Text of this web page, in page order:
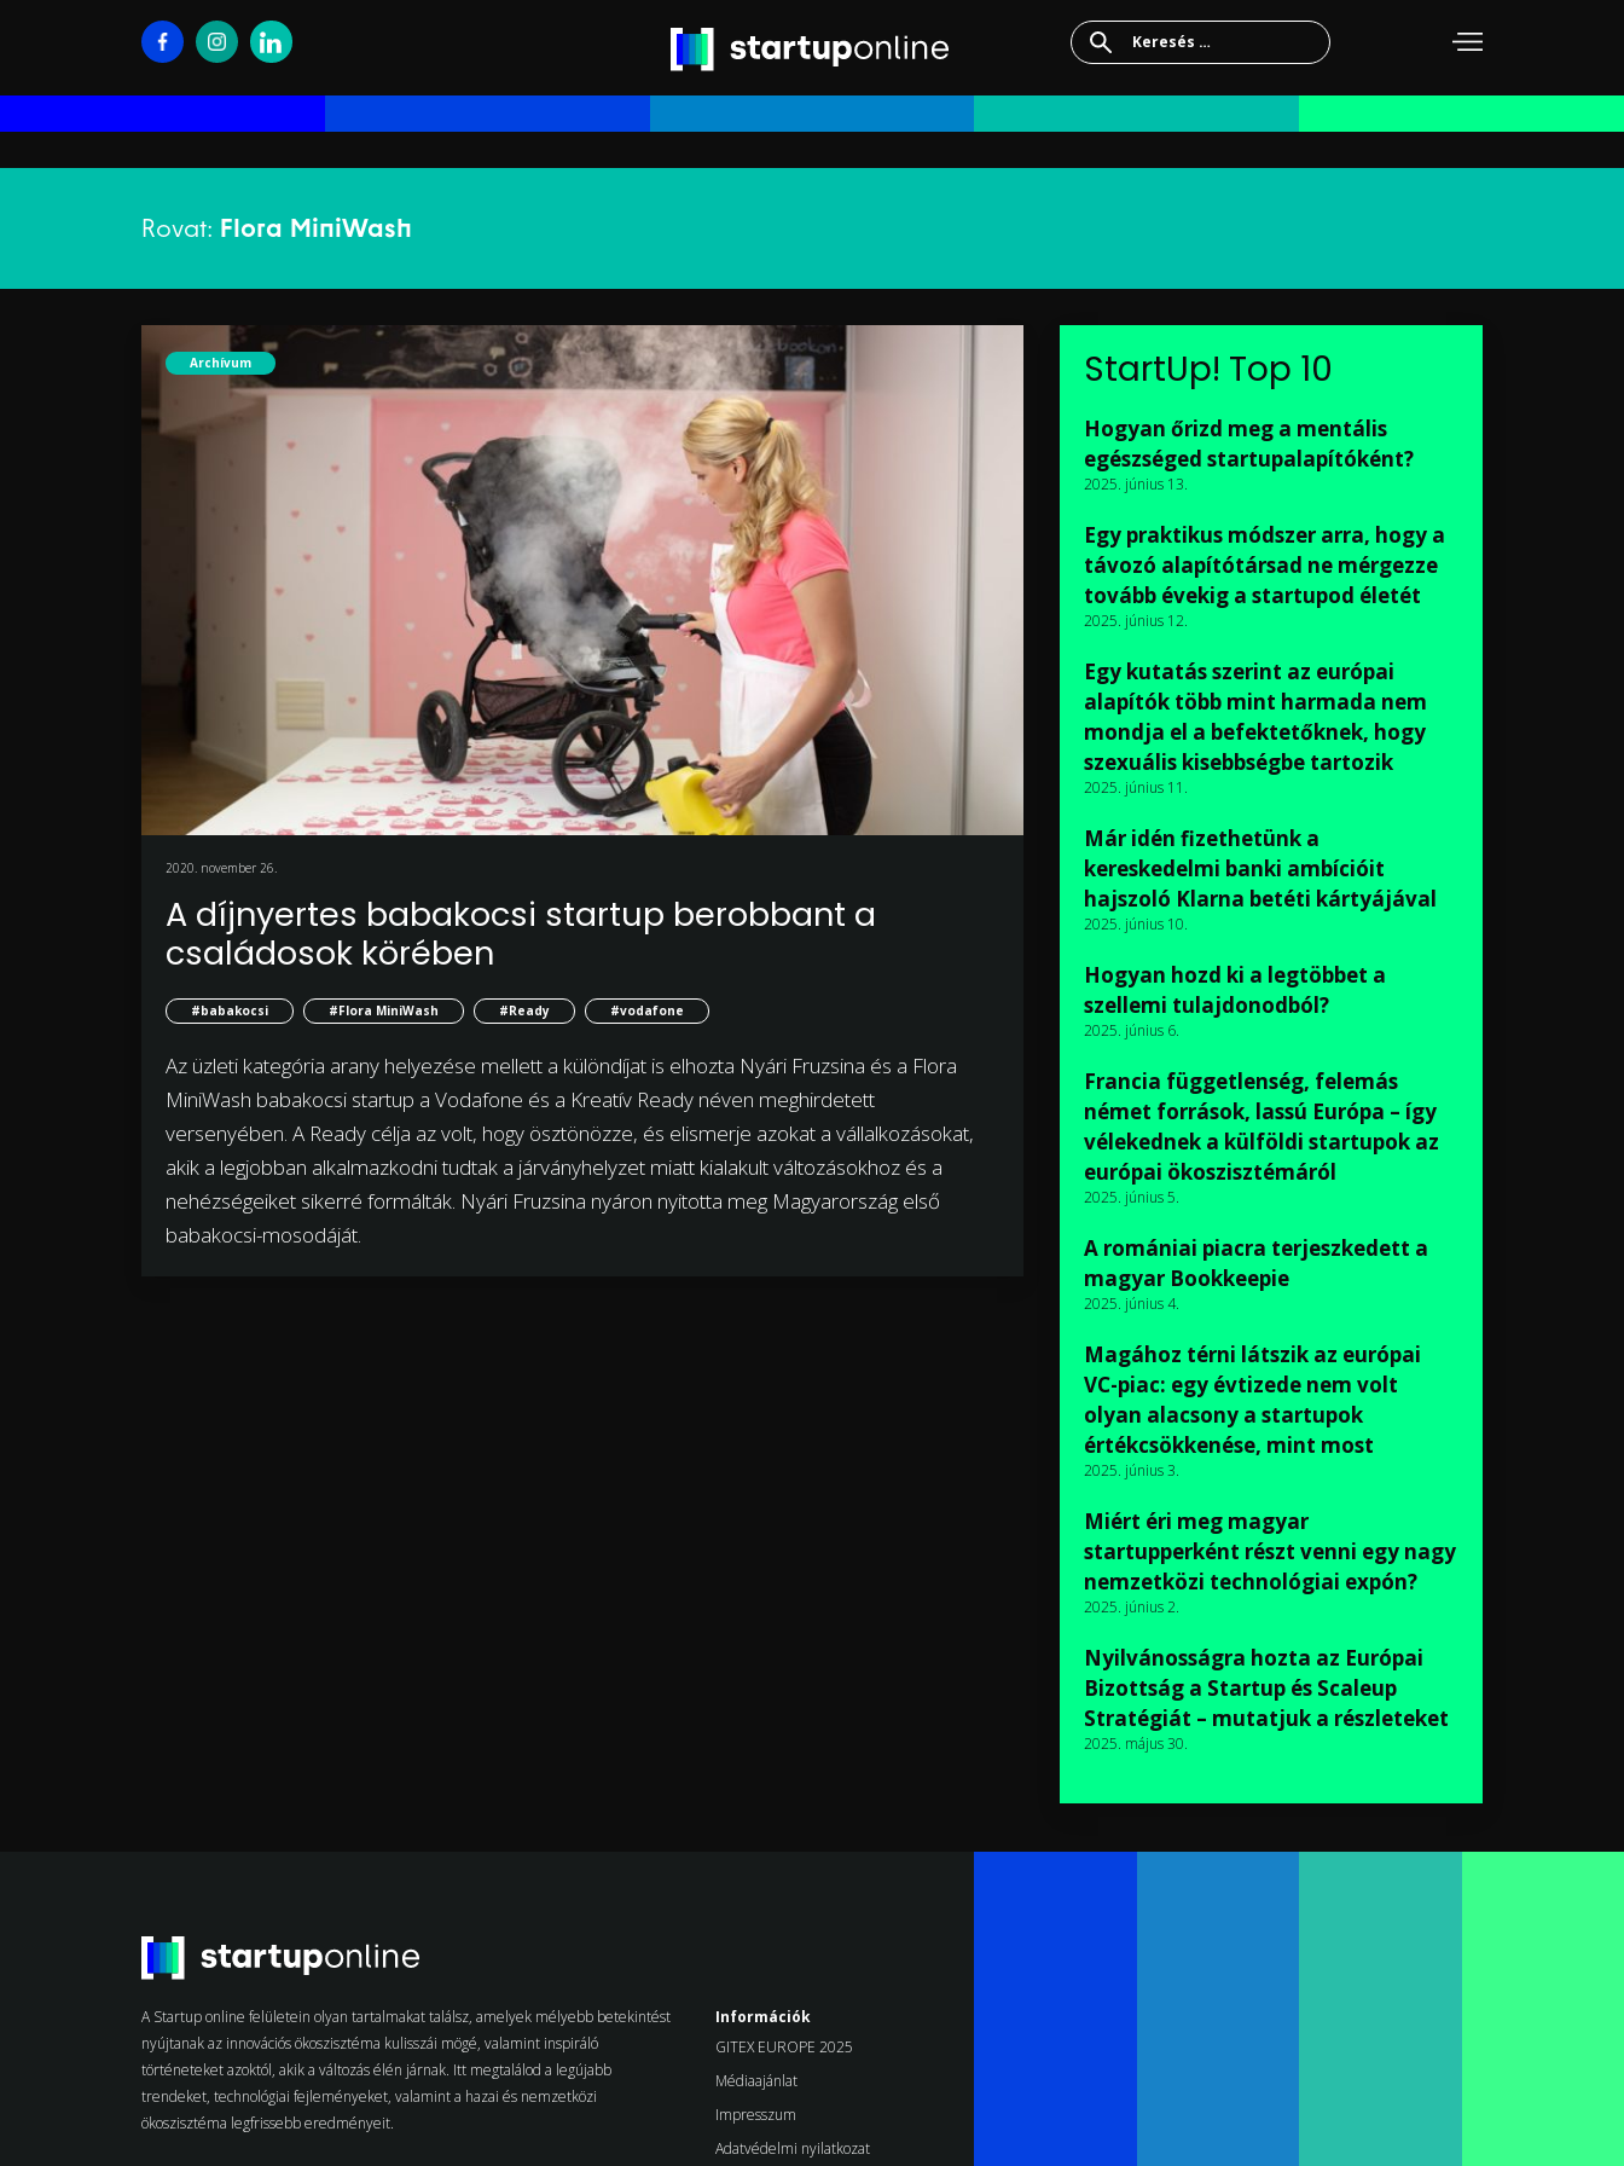
Keresés:
Rovat: Flora MiniWash
Archívum
2020. november 26.
A díjnyertes babakocsi startup berobbant a
családosok körében
#babakocsi #Flora MiniWash #Ready #vodafone
Az üzleti kategória arany helyezése mellett a különdíjat is elhozta Nyári Fruzsina és a Flora
MiniWash babakocsi startup a Vodafone és a Kreatív Ready néven meghirdetett
versenyében. A Ready célja az volt, hogy ösztönözze, és elismerje azokat a vállalkozásokat,
akik a legjobban alkalmazkodni tudtak a járványhelyzet miatt kialakult változásokhoz és a
nehézségeiket sikerré formálták. Nyári Fruzsina nyáron nyitotta meg Magyarország első
babakocsi-mosodáját.
StartUp! Top 10
Hogyan őrizd meg a mentális
egészséged startupalapítóként?
2025. június 13.
Egy praktikus módszer arra, hogy a
távozó alapítótársad ne mérgezze
tovább évekig a startupod életét
2025. június 12.
Egy kutatás szerint az európai
alapítók több mint harmada nem
mondja el a befektetőknek, hogy
szexuális kisebbségbe tartozik
2025. június 11.
Már idén fizethetünk a
kereskedelmi banki ambícióit
hajszoló Klarna betéti kártyájával
2025. június 10.
Hogyan hozd ki a legtöbbet a
szellemi tulajdonodból?
2025. június 6.
Francia függetlenség, felemás
német források, lassú Európa – így
vélekednek a külföldi startupok az
európai ökoszisztémáról
2025. június 5.
A romániai piacra terjeszkedett a
magyar Bookkeepie
2025. június 4.
Magához térni látszik az európai
VC-piac: egy évtizede nem volt
olyan alacsony a startupok
értékcsökkenése, mint most
2025. június 3.
Miért éri meg magyar
startupperként részt venni egy nagy
nemzetközi technológiai expón?
2025. június 2.
Nyilvánosságra hozta az Európai
Bizottság a Startup és Scaleup
Stratégiát – mutatjuk a részleteket
2025. május 30.
A Startup online felületein olyan tartalmakat találsz, amelyek mélyebb betekintést
nyújtanak az innovációs ökoszisztéma kulisszái mögé, valamint inspiráló
történeteket azoktól, akik a változás élén járnak. Itt megtalálod a legújabb
trendeket, technológiai fejleményeket, valamint a hazai és nemzetközi
ökoszisztéma legfrissebb eredményeit.
Információk
GITEX EUROPE 2025
Médiaajánlat
Impresszum
Adatvédelmi nyilatkozat